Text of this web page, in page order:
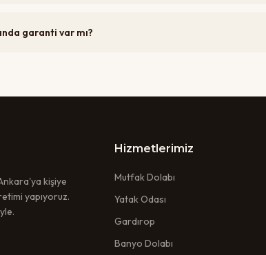
garanti var mı?
kişiye
yapıyoruz.
Hizmetlerimiz
Mutfak Dolabı
Yatak Odası
Gardırop
Banyo Dolabı